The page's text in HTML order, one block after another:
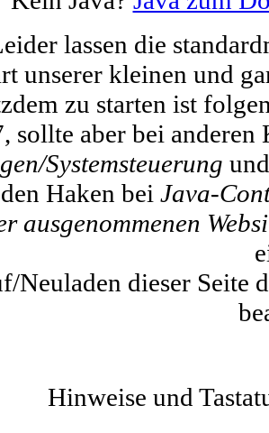
lassen die
unserer kleinen und
zu starten ist
sollte aber bei
Systemsteuerung
Haken bei Java-
ausgenommenen
Neuladen dieser Seite
Hinweise und